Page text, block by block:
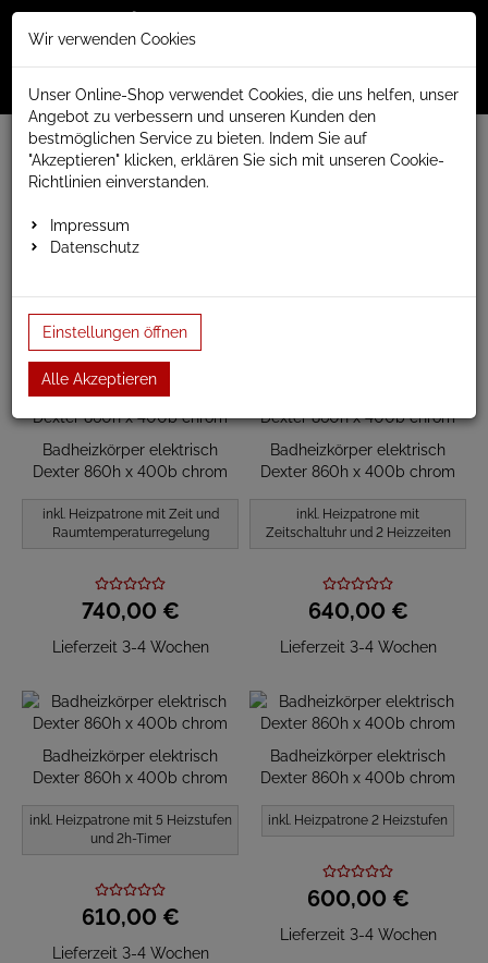
Menü
www.anapont.eu
elektrischer Badheizkörper
Dexter Badheizkörper elektrisch
Bauhöhe 860mm
Badheizkörper elektrisch
Dexter 860h x 400b chrom
inkl. Heizpatrone mit Zeit und
Raumtemperaturregelung
740,00 €
Lieferzeit 3-4 Wochen
Badheizkörper elektrisch
Dexter 860h x 400b chrom
inkl. Heizpatrone mit
Zeitschaltuhr und 2 Heizzeiten
640,00 €
Lieferzeit 3-4 Wochen
Badheizkörper elektrisch
Dexter 860h x 400b chrom
inkl. Heizpatrone mit 5 Heizstufen
und 2h-Timer
610,00 €
Lieferzeit 3-4 Wochen
Badheizkörper elektrisch
Dexter 860h x 400b chrom
inkl. Heizpatrone 2 Heizstufen
600,00 €
Lieferzeit 3-4 Wochen
Wir verwenden Cookies
Unser Online-Shop verwendet Cookies, die uns helfen, unser
Angebot zu verbessern und unseren Kunden den
bestmöglichen Service zu bieten. Indem Sie auf
"Akzeptieren" klicken, erklären Sie sich mit unseren Cookie-
Richtlinien einverstanden.
Impressum
Datenschutz
Einstellungen öffnen
Alle Akzeptieren